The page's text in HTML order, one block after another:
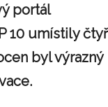
portál
10 umístily
byl výrazný